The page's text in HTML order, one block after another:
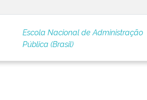
Escola Nacional de Administração
Pública (Brasil)